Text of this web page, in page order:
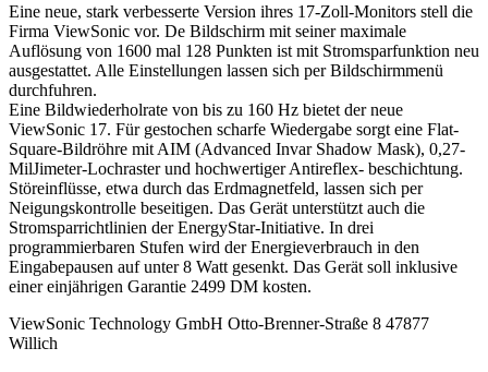
Eine neue, stark verbesserte Version ihres 17-Zoll-Monitors stell die
Firma ViewSonic vor. De Bildschirm mit seiner maximale
Auflösung von 1600 mal 128 Punkten ist mit Stromsparfunktion neu
ausgestattet. Alle Einstellungen lassen sich per Bildschirmmenü
durchfuhren.
Eine Bildwiederholrate von bis zu 160 Hz bietet der neue
ViewSonic 17. Für gestochen scharfe Wiedergabe sorgt eine Flat-
Square-Bildröhre mit AIM (Advanced Invar Shadow Mask), 0,27-
MilJimeter-Lochraster und hochwertiger Antireflex- beschichtung.
Störeinflüsse, etwa durch das Erdmagnetfeld, lassen sich per
Neigungskontrolle beseitigen. Das Gerät unterstützt auch die
Stromsparrichtlinien der EnergyStar-Initiative. In drei
programmierbaren Stufen wird der Energieverbrauch in den
Eingabepausen auf unter 8 Watt gesenkt. Das Gerät soll inklusive
einer einjährigen Garantie 2499 DM kosten.
ViewSonic Technology GmbH Otto-Brenner-Straße 8 47877
Willich